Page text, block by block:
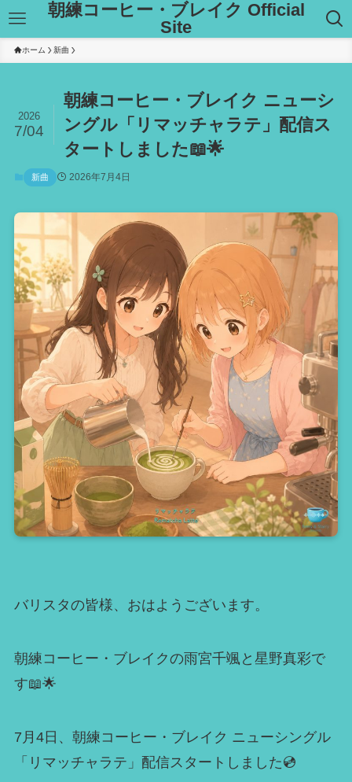
朝練コーヒー・ブレイク Official
Site
ホーム 新曲
朝練コーヒー・ブレイク ニューシ
ングル「リマッチャラテ」配信ス
タートしました📖🌟
2026
7/04
新曲 2026年7月4日
バリスタの皆様、おはようございます。
朝練コーヒー・ブレイクの雨宮千颯と星野真彩で
す📖🌟
7月4日、朝練コーヒー・ブレイク ニューシングル
「リマッチャラテ」配信スタートしました💿